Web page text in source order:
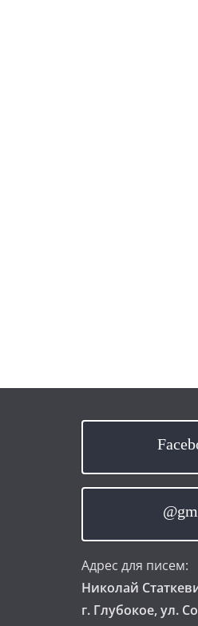
Адрес для писем:
Николай
г. Глубокое, ул.